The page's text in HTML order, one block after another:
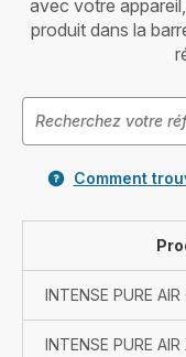
avec votre
produit dans la
Comment
INTENSE PURE
INTENSE PURE AIR